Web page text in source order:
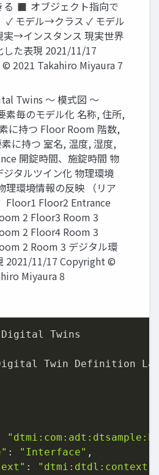
る ◼ オブジェクト指向で
✓ モデル→クラス ✓ モデル
実→インスタンス 現実世界
した表現 2021/11/17
2021 Takahiro Miyaura 7
Twins ～ 模式図 ～
毎のモデル化 名称, 住所,
に持つ Floor Room 階数,
に持つ 室名, 温度, 湿度,
開錠時間、施錠時間 物
ジタルツイン化 物理環境
環境情報の反映 （リア
Floor1 Floor2 Entrance
2 Floor3 Room 3
2 Floor4 Room 3
2 Room 3 デジタル環
2021/11/17 Copyright ©
Miyaura 8
Digital Twins
Twin Definition
: "Interface"
: